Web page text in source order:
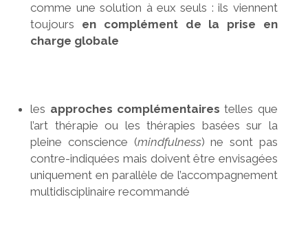
comme une solution à eux seuls : ils viennent
toujours en complément de la prise en
charge globale
les approches complémentaires telles que
l’art thérapie ou les thérapies basées sur la
pleine conscience (mindfulness) ne sont pas
contre-indiquées mais doivent être envisagées
uniquement en parallèle de l’accompagnement
multidisciplinaire recommandé